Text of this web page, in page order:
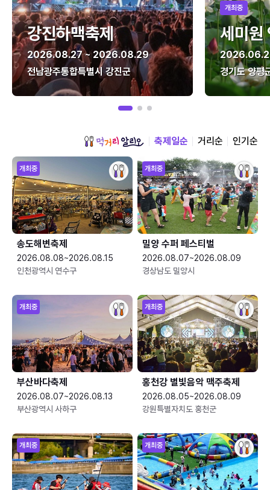
강진하맥축제
2026.08.27 ~ 2026.08.29
전남광주통합특별시 강진군
개최중
세미원
경기도 양평
축제일순 거리순 인기순
개최중
송도해변축제
2026.08.08~2026.08.15
인천광역시 연수구
개최중
밀양 수퍼 페스티벌
2026.08.07~2026.08.09
경상남도 밀양시
개최중
부산바다축제
2026.08.07~2026.08.13
부산광역시 사하구
개최중
홍천강 별빛음악 맥주축제
2026.08.05~2026.08.09
강원특별자치도 홍천군
개최중 개최중